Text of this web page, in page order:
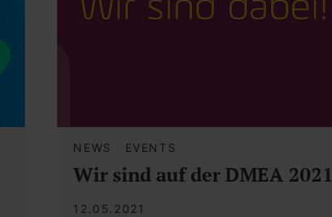
NEWS · EVENTS
Wir sind auf der DMEA 2021
12.05.2021